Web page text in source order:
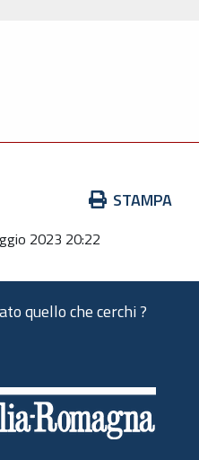
STAMPA
2023 20:22
quello che cerchi ?